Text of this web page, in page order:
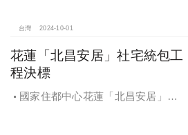
台灣 2024-10-01
花蓮「北昌安居」社宅統包工
程決標
國家住都中心花蓮「北昌安居」社